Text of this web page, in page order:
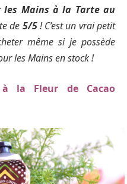
les Mains à la Tarte au
de 5/5! C’est un vrai petit
même si je possède
les Mains en stock !
la Fleur de Cacao